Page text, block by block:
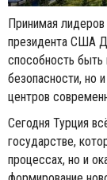
Принимая
президента США
способность
безопасности, но
центров
Сегодня Турция
государстве,
процессах, но и